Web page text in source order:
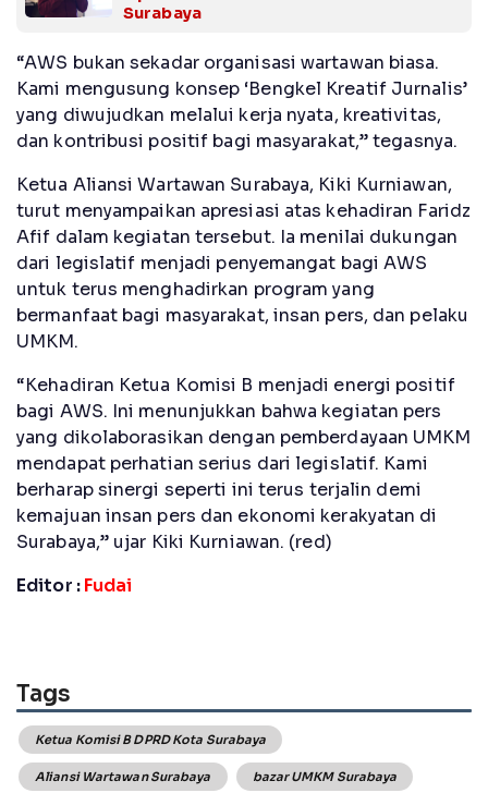
Surabaya
“AWS bukan sekadar organisasi wartawan biasa.
Kami mengusung konsep ‘Bengkel Kreatif Jurnalis’
yang diwujudkan melalui kerja nyata, kreativitas,
dan kontribusi positif bagi masyarakat,” tegasnya.
Ketua Aliansi Wartawan Surabaya, Kiki Kurniawan,
turut menyampaikan apresiasi atas kehadiran Faridz
Afif dalam kegiatan tersebut. Ia menilai dukungan
dari legislatif menjadi penyemangat bagi AWS
untuk terus menghadirkan program yang
bermanfaat bagi masyarakat, insan pers, dan pelaku
UMKM.
“Kehadiran Ketua Komisi B menjadi energi positif
bagi AWS. Ini menunjukkan bahwa kegiatan pers
yang dikolaborasikan dengan pemberdayaan UMKM
mendapat perhatian serius dari legislatif. Kami
berharap sinergi seperti ini terus terjalin demi
kemajuan insan pers dan ekonomi kerakyatan di
Surabaya,” ujar Kiki Kurniawan. (red)
Editor :Fudai
Tags
Ketua Komisi B DPRD Kota Surabaya
Aliansi Wartawan Surabaya bazar UMKM Surabaya